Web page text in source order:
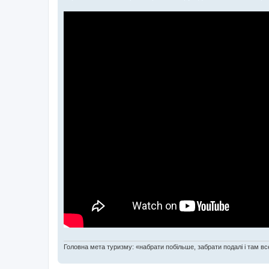
Головна мета туризму: «набрати побільше, забрати подалі і там